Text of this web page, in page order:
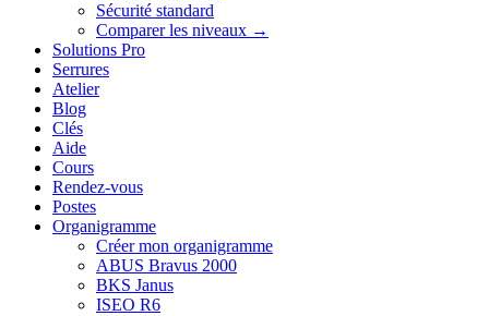
Sécurité standard
Comparer les niveaux →
Solutions Pro
Serrures
Atelier
Blog
Clés
Aide
Cours
Rendez-vous
Postes
Organigramme
Créer mon organigramme
ABUS Bravus 2000
BKS Janus
ISEO R6